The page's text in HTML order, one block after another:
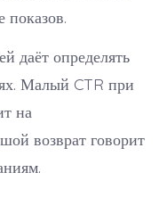
показов.
даёт определять
Малый CTR при
на
возврат говорит